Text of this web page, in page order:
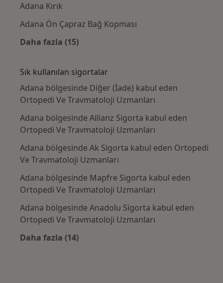
Adana Kırık
Adana Ön Çapraz Bağ Kopması
Daha fazla (15)
Sık kullanılan sigortalar
Adana bölgesinde Diğer (İade) kabul eden
Ortopedi Ve Travmatoloji Uzmanları
Adana bölgesinde Allianz Sigorta kabul eden
Ortopedi Ve Travmatoloji Uzmanları
Adana bölgesinde Ak Sigorta kabul eden Ortopedi
Ve Travmatoloji Uzmanları
Adana bölgesinde Mapfre Sigorta kabul eden
Ortopedi Ve Travmatoloji Uzmanları
Adana bölgesinde Anadolu Sigorta kabul eden
Ortopedi Ve Travmatoloji Uzmanları
Daha fazla (14)